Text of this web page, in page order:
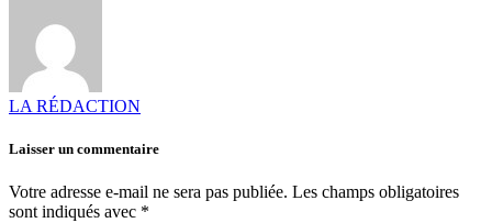
LA RÉDACTION
Laisser un commentaire
Votre adresse e-mail ne sera pas publiée. Les champs obligatoires
sont indiqués avec *